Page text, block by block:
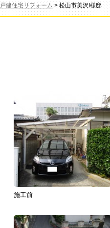
戸建住宅リフォーム>松山市美沢I様邸
施工前